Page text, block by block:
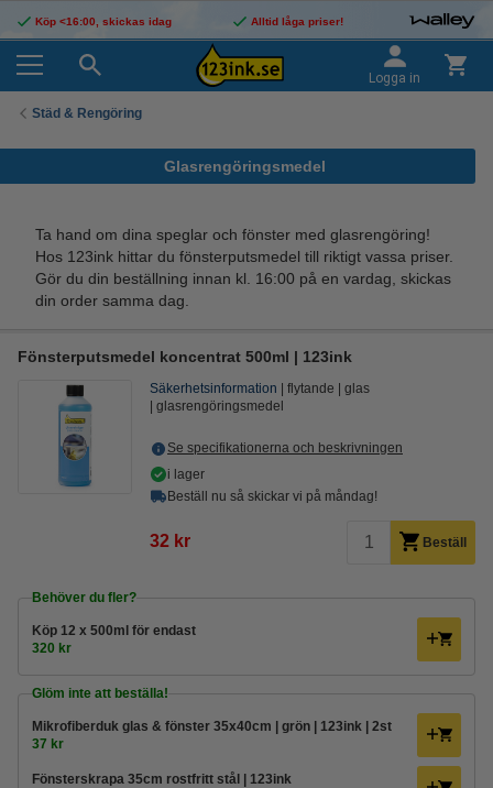
Köp <16:00, skickas idag Alltid låga priser!
Logga in
Städ & Rengöring
Glasrengöringsmedel
Ta hand om dina speglar och fönster med glasrengöring!
Hos 123ink hittar du fönsterputsmedel till riktigt vassa priser.
Gör du din beställning innan kl. 16:00 på en vardag, skickas
din order samma dag.
Fönsterputsmedel koncentrat 500ml | 123ink
Säkerhetsinformation flytande
glas
glasrengöringsmedel
Se specifikationerna och beskrivningen
i lager
Beställ nu så skickar vi på måndag!
32 kr Beställ
Behöver du fler?
Köp 12 x 500ml för endast
320 kr
Glöm inte att beställa!
Mikrofiberduk glas & fönster 35x40cm | grön | 123ink | 2st
37 kr
Fönsterskrapa 35cm rostfritt stål | 123ink